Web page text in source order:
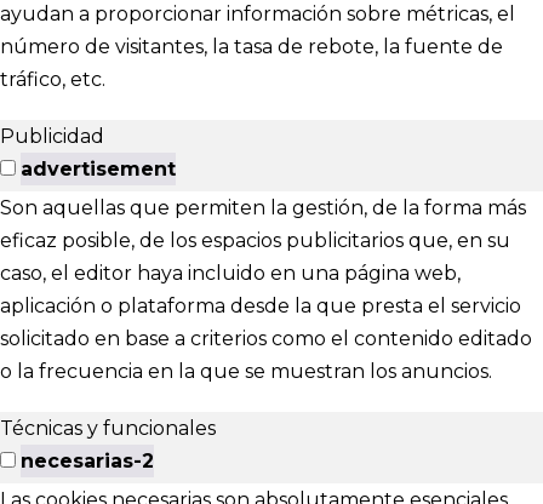
ayudan a proporcionar información sobre métricas, el
número de visitantes, la tasa de rebote, la fuente de
tráfico, etc.
Publicidad
advertisement
Son aquellas que permiten la gestión, de la forma más
eficaz posible, de los espacios publicitarios que, en su
caso, el editor haya incluido en una página web,
aplicación o plataforma desde la que presta el servicio
solicitado en base a criterios como el contenido editado
o la frecuencia en la que se muestran los anuncios.
Técnicas y funcionales
necesarias-2